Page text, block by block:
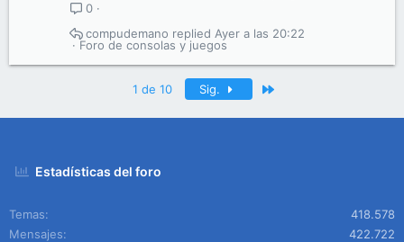
0
Foro de consolas y juegos
Ayer a las 20:22
compudemano
1 de 10 Sig.
Estadísticas del foro
Temas
418.578
Mensajes
422.722